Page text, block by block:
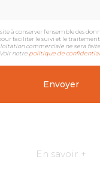
à conserver l'ensemble des
faciliter le suivi et le traitement
commerciale ne sera
notre politique de
En savoir +